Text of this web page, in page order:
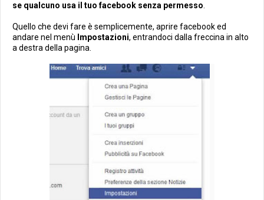
se qualcuno usa il tuo facebook senza permesso
Quello che devi fare è semplicemente, aprire facebook ed
andare nel menù Impostazioni, entrandoci dalla freccina in alto
a destra della pagina.